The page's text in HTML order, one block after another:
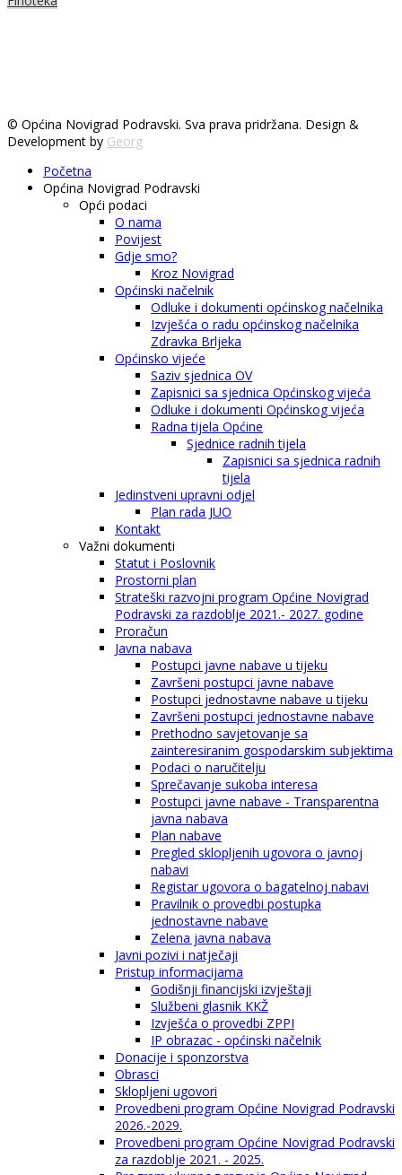
© Općina Novigrad Podravski. Sva prava pridržana. Design &
Development by Georg
Početna
Općina Novigrad Podravski
Opći podaci
O nama
Povijest
Gdje smo?
Kroz Novigrad
Općinski načelnik
Odluke i dokumenti općinskog načelnika
Izvješća o radu općinskog načelnika
Zdravka Brljeka
Općinsko vijeće
Saziv sjednica OV
Zapisnici sa sjednica Općinskog vijeća
Odluke i dokumenti Općinskog vijeća
Radna tijela Općine
Sjednice radnih tijela
Zapisnici sa sjednica radnih
tijela
Jedinstveni upravni odjel
Plan rada JUO
Kontakt
Važni dokumenti
Statut i Poslovnik
Prostorni plan
Strateški razvojni program Općine Novigrad
Podravski za razdoblje 2021.- 2027. godine
Proračun
Javna nabava
Postupci javne nabave u tijeku
Završeni postupci javne nabave
Postupci jednostavne nabave u tijeku
Završeni postupci jednostavne nabave
Prethodno savjetovanje sa
zainteresiranim gospodarskim subjektima
Podaci o naručitelju
Sprečavanje sukoba interesa
Postupci javne nabave - Transparentna
javna nabava
Plan nabave
Pregled sklopljenih ugovora o javnoj
nabavi
Registar ugovora o bagatelnoj nabavi
Pravilnik o provedbi postupka
jednostavne nabave
Zelena javna nabava
Javni pozivi i natječaji
Pristup informacijama
Godišnji financijski izvještaji
Službeni glasnik KKŽ
Izvješća o provedbi ZPPI
IP obrazac - općinski načelnik
Donacije i sponzorstva
Obrasci
Sklopljeni ugovori
Provedbeni program Općine Novigrad Podravski
2026.-2029.
Provedbeni program Općine Novigrad Podravski
za razdoblje 2021. - 2025.